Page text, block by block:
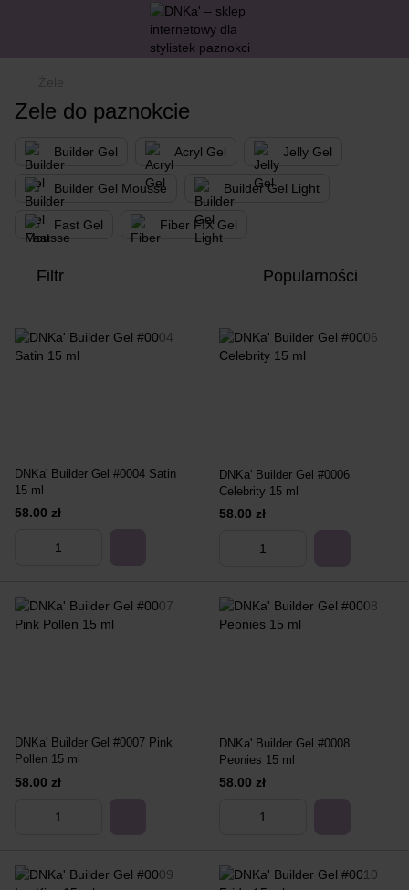
Zele do paznokcie
Builder Gel Acryl Gel Jelly Gel
Builder Gel Mousse Builder Gel Light
Fast Gel Fiber FIX Gel
Filtr Popularności
DNKa' Builder Gel #0004 Satin
15 ml
58.00 zł
DNKa' Builder Gel #0006
Celebrity 15 ml
58.00 zł
DNKa' Builder Gel #0007 Pink
Pollen 15 ml
58.00 zł
DNKa' Builder Gel #0008
Peonies 15 ml
58.00 zł